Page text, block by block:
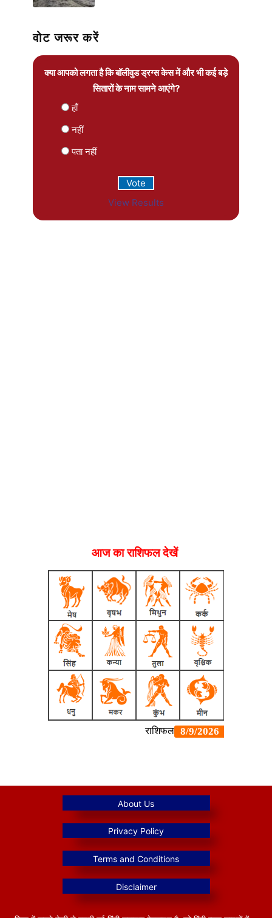
वोट जरूर करें
क्या आपको लगता है कि बॉलीवुड ड्रग्स केस में और भी कई बड़े
सितारों के नाम सामने आएंगे?
हाँ
नहीं
पता नहीं
View Results
आज का राशिफल देखें